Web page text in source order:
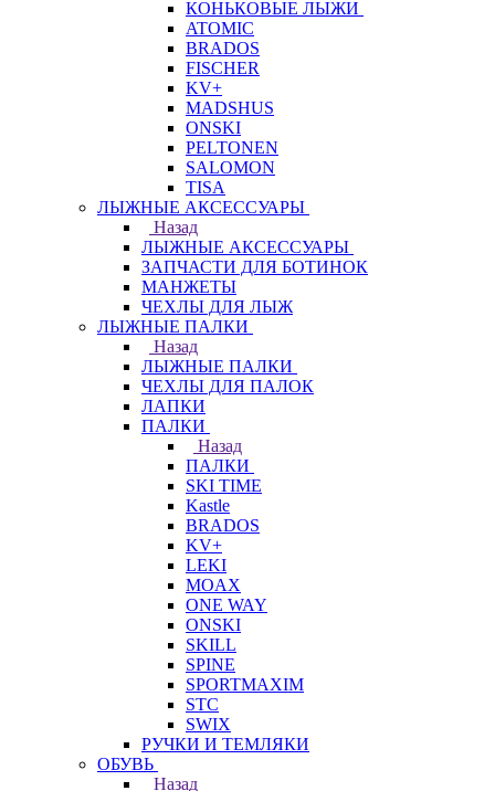
КОНЬКОВЫЕ ЛЫЖИ
ATOMIC
BRADOS
FISCHER
KV+
MADSHUS
ONSKI
PELTONEN
SALOMON
TISA
ЛЫЖНЫЕ АКСЕССУАРЫ
Назад
ЛЫЖНЫЕ АКСЕССУАРЫ
ЗАПЧАСТИ ДЛЯ БОТИНОК
МАНЖЕТЫ
ЧЕХЛЫ ДЛЯ ЛЫЖ
ЛЫЖНЫЕ ПАЛКИ
Назад
ЛЫЖНЫЕ ПАЛКИ
ЧЕХЛЫ ДЛЯ ПАЛОК
ЛАПКИ
ПАЛКИ
Назад
ПАЛКИ
SKI TIME
Kastle
BRADOS
KV+
LEKI
MOAX
ONE WAY
ONSKI
SKILL
SPINE
SPORTMAXIM
STC
SWIX
РУЧКИ И ТЕМЛЯКИ
ОБУВЬ
Назад